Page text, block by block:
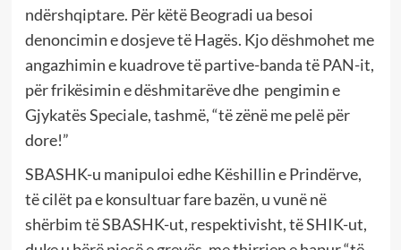
ndërshqiptare. Për këtë Beogradi ua besoi
denoncimin e dosjeve të Hagës. Kjo dëshmohet me
angazhimin e kuadrove të partive-banda të PAN-it,
për frikësimin e dëshmitarëve dhe pengimin e
Gjykatës Speciale, tashmë, “të zënë me pelë për
dore!”
SBASHK-u manipuloi edhe Këshillin e Prindërve,
të cilët pa e konsultuar fare bazën, u vunë në
shërbim të SBASHK-ut, respektivisht, të SHIK-ut,